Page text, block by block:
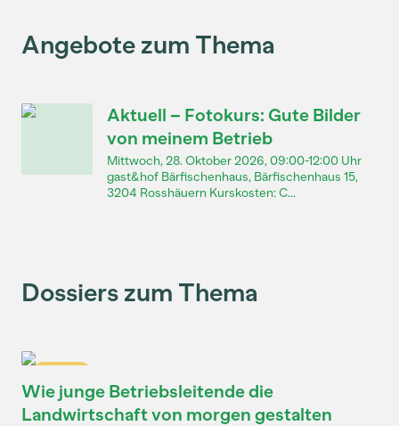
Angebote zum Thema
Aktuell – Fotokurs: Gute Bilder
von meinem Betrieb
Mittwoch, 28. Oktober 2026, 09:00-12:00 Uhr
gast&hof Bärfischenhaus, Bärfischenhaus 15,
3204 Rosshäuern Kurskosten: C...
Dossiers zum Thema
Wie junge Betriebsleitende die
Landwirtschaft von morgen gestalten